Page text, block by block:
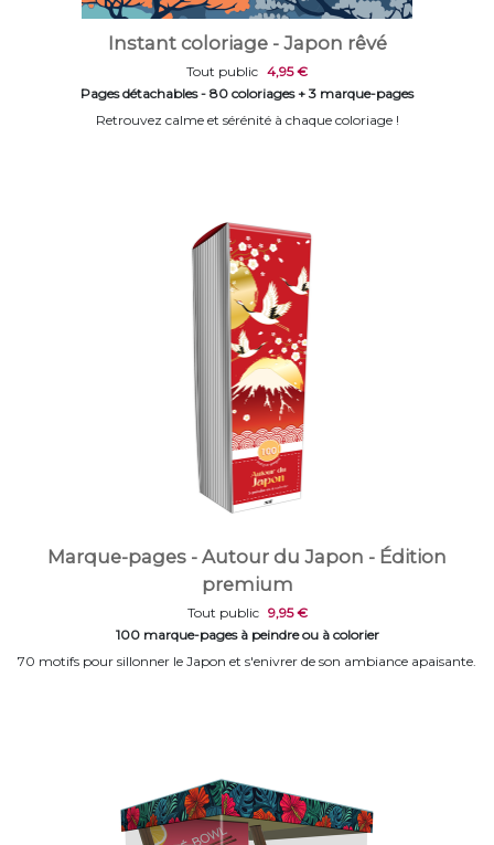
Instant coloriage - Japon rêvé
Tout public 4,95 €
Pages détachables - 80 coloriages + 3 marque-pages
Retrouvez calme et sérénité à chaque coloriage !
Marque-pages - Autour du Japon - Édition
premium
Tout public 9,95 €
100 marque-pages à peindre ou à colorier
70 motifs pour sillonner le Japon et s'enivrer de son ambiance apaisante.